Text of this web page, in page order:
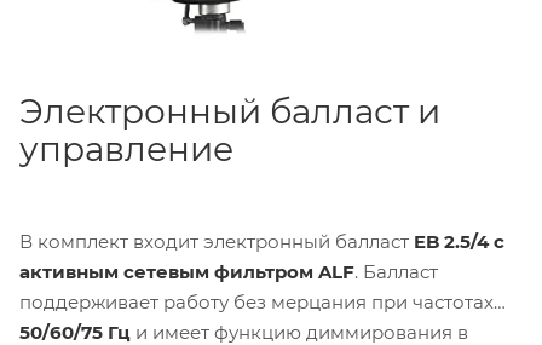
Электронный балласт и
управление
В комплект входит электронный балласт EB 2.5/4 с
активным сетевым фильтром ALF. Балласт
поддерживает работу без мерцания при частотах
50/60/75 Гц и имеет функцию диммирования в